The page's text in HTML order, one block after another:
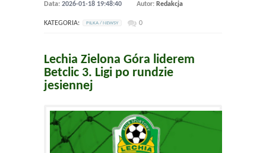
Data: 2026-01-18 19:48:40 Autor: Redakcja
KATEGORIA: PILKA / NEWSY 0
Lechia Zielona Góra liderem
Betclic 3. Ligi po rundzie
jesiennej